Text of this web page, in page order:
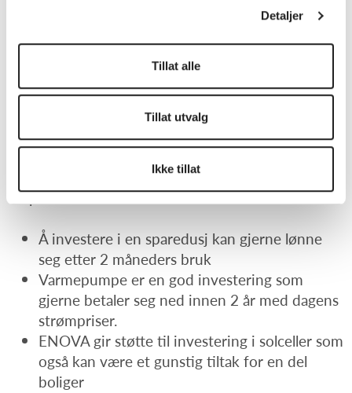
Detaljer
Tillat alle
Tillat utvalg
Ikke tillat
varme og ventilasjon når de kontakter oss,
Tiltak i private boliger
Kommunens eksperter anbefaler privatpersoner
å følge med på strømforbruket på en egen app.
Oppvarming av varmtvann og bruken av
driftstekniker Geir Nordstokkå, og gir følgende
tips:
Å investere i en sparedusj kan gjerne lønne
seg etter 2 måneders bruk
Varmepumpe er en god investering som
gjerne betaler seg ned innen 2 år med dagens
strømpriser.
ENOVA gir støtte til investering i solceller som
også kan være et gunstig tiltak for en del
boliger